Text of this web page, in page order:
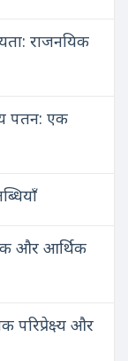
राजनयिक
पतन: एक
और आर्थिक
परिप्रेक्ष्य और